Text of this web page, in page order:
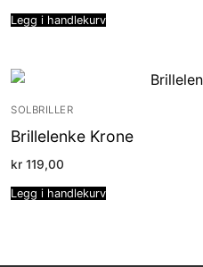
Legg i handlekurv
SOLBRILLER
Brillelenke Krone
kr 119,00
Legg i handlekurv